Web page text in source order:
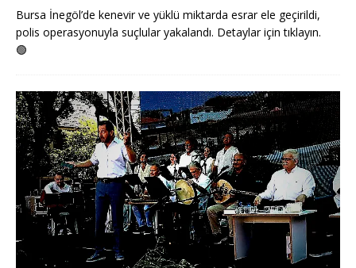
Bursa İnegöl’de kenevir ve yüklü miktarda esrar ele geçirildi,
polis operasyonuyla suçlular yakalandı. Detaylar için tıklayın.
🟢